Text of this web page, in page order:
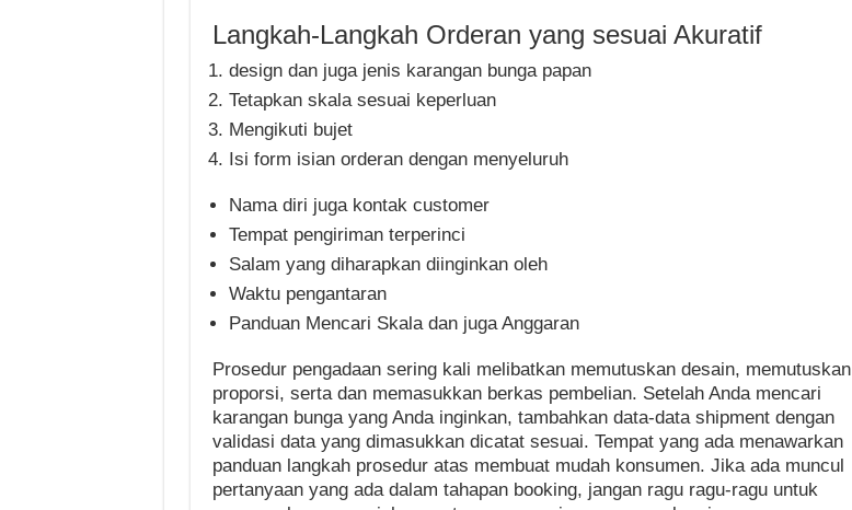
Langkah-Langkah Orderan yang sesuai Akuratif
design dan juga jenis karangan bunga papan
Tetapkan skala sesuai keperluan
Mengikuti bujet
Isi form isian orderan dengan menyeluruh
Nama diri juga kontak customer
Tempat pengiriman terperinci
Salam yang diharapkan diinginkan oleh
Waktu pengantaran
Panduan Mencari Skala dan juga Anggaran
Prosedur pengadaan sering kali melibatkan memutuskan desain, memutuskan
proporsi, serta dan memasukkan berkas pembelian. Setelah Anda mencari
karangan bunga yang Anda inginkan, tambahkan data-data shipment dengan
validasi data yang dimasukkan dicatat sesuai. Tempat yang ada menawarkan
panduan langkah prosedur atas membuat mudah konsumen. Jika ada muncul
pertanyaan yang ada dalam tahapan booking, jangan ragu ragu-ragu untuk